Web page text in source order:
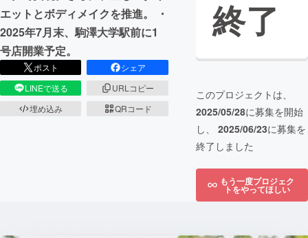
エットとボディメイクを推進。 ・
2025年7月末、駒澤大学駅前に1
号店開業予定。
ポスト
シェア
LINEで送る
URLコピー
埋め込み
QRコード
終了
このプロジェクトは、
2025/05/28に募集を開始
し、 2025/06/23に募集を
終了しました
もう一度プロジェク
トをやってほしい